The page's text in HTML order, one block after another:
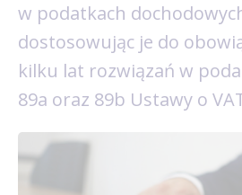
w podatkach
dostosowując je do
kilku lat rozwiązań w
89a oraz 89b Ustawy o